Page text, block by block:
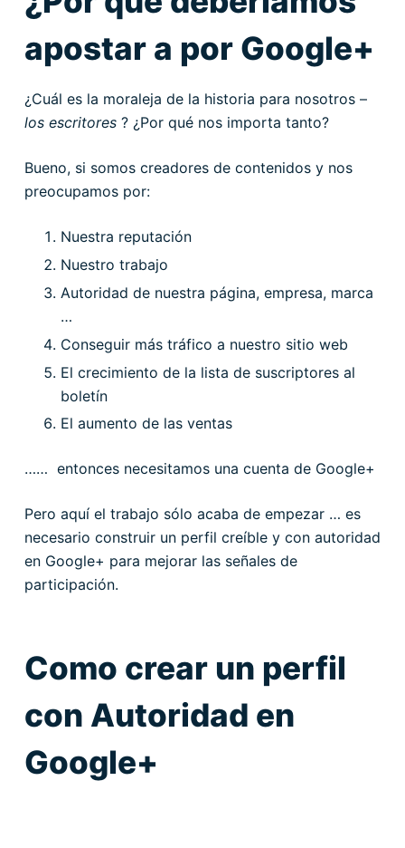
apostar a por Google+
¿Cuál es la moraleja de la historia para nosotros –
los escritores? ¿Por qué nos importa tanto?
Bueno, si somos creadores de contenidos y nos
preocupamos por:
Nuestra reputación
Nuestro trabajo
Autoridad de nuestra página, empresa, marca
…
Conseguir más tráfico a nuestro sitio web
El crecimiento de la lista de suscriptores al
boletín
El aumento de las ventas
…… entonces necesitamos una cuenta de Google+
Pero aquí el trabajo sólo acaba de empezar … es
necesario construir un perfil creíble y con autoridad
en Google+ para mejorar las señales de
participación.
Como crear un perfil
con Autoridad en
Google+